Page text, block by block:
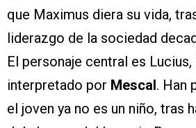
que Maximus diera su vida,
liderazgo de la sociedad
El personaje central es
interpretado por Mescal. Han
el joven ya no es un niño, tras